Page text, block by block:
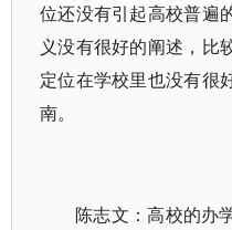
位还没有引起高校普遍
义没有很好的阐述，比
定位在学校里也没有很
南。
陈志文：高校的办